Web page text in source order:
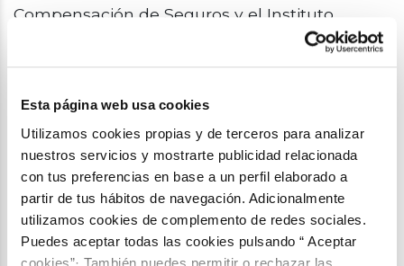
Esta página web usa cookies
Utilizamos cookies propias y de terceros para analizar
nuestros servicios y mostrarte publicidad relacionada
con tus preferencias en base a un perfil elaborado a
partir de tus hábitos de navegación. Adicionalmente
utilizamos cookies de complemento de redes sociales.
Puedes aceptar todas las cookies pulsando “ Aceptar
cookies”· También puedes permitir o rechazar las
Compensación de Seguros y el Instituto
Geológico y Minero de España. En 2050, se
encuentren en riesgode sufrir inundaciones.
27 casos de estudio
El informe de laWGIaplica los 12 Principios de
la OCDE para analizar 27 casos de estudio de
gestión de inundaciones en países miembros
y no miembros de la OCDE. Entre ellos se